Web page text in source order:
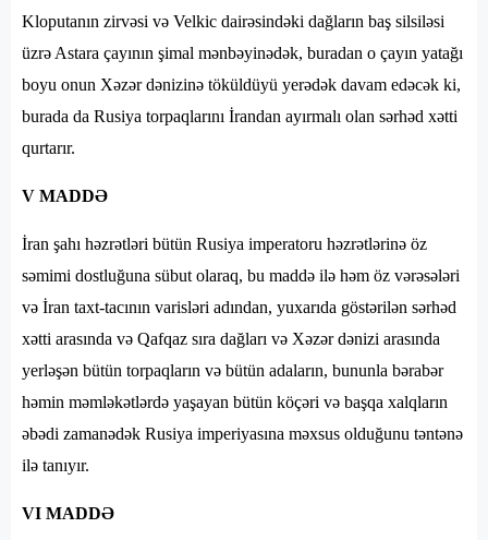
Kloputanın zirvəsi və Velkic dairəsindəki dağların baş silsiləsi
üzrə Astara çayının şimal mənbəyinədək, buradan o çayın yatağı
boyu onun Xəzər dənizinə töküldüyü yerədək davam edəcək ki,
burada da Rusiya torpaqlarını İrandan ayırmalı olan sərhəd xətti
qurtarır.
V MADDƏ
İran şahı həzrətləri bütün Rusiya imperatoru həzrətlərinə öz
səmimi dostluğuna sübut olaraq, bu maddə ilə həm öz vərəsələri
və İran taxt-tacının varisləri adından, yuxarıda göstərilən sərhəd
xətti arasında və Qafqaz sıra dağları və Xəzər dənizi arasında
yerləşən bütün torpaqların və bütün adaların, bununla bərabər
həmin məmləkətlərdə yaşayan bütün köçəri və başqa xalqların
əbədi zamanədək Rusiya imperiyasına məxsus olduğunu təntənə
ilə tanıyır.
VI MADDƏ